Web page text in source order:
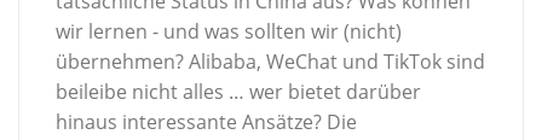
wir lernen - und was sollten wir (nicht)
übernehmen? Alibaba, WeChat und TikTok sind
beileibe nicht alles … wer bietet darüber
hinaus interessante Ansätze? Die